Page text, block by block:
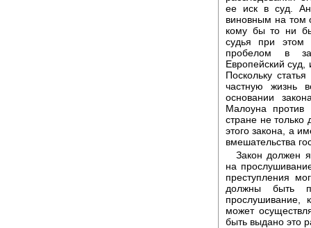
ее иск в суд.
виновным на том
кому бы то ни
судья при этом
пробелом в
Европейский
Поскольку
частную жизнь
основании
Малоуна против
стране не только
этого закона, а
вмешательства
Закон должен
на
преступления
должны быть
прослушивание,
может
быть выдано это